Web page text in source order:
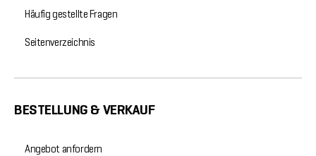
Häufig gestellte Fragen
Seitenverzeichnis
BESTELLUNG & VERKAUF
Angebot anfordern